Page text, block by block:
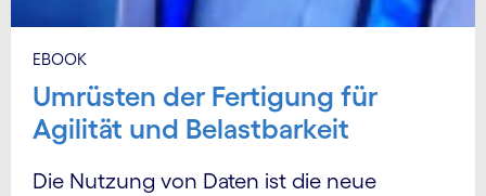
EBOOK
Umrüsten der Fertigung für
Agilität und Belastbarkeit
Die Nutzung von Daten ist die neue